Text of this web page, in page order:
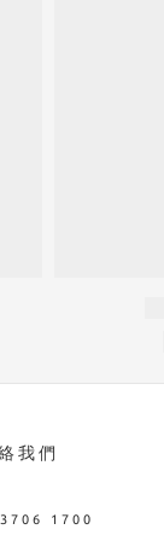
我們
1700